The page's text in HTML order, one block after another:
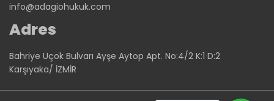
info@adagiohukuk.com
Adres
Bahriye Üçok Bulvarı Ayşe Aytop Apt. No:4/2 K:1 D:2
Karşıyaka/ İZMİR